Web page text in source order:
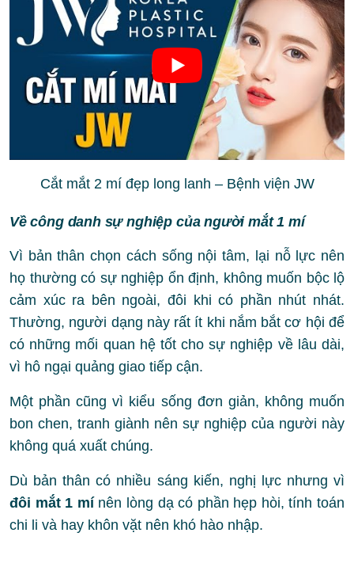
Cắt mắt 2 mí đẹp long lanh – Bệnh viện JW
Về công danh sự nghiệp của người mắt 1 mí
Vì bản thân chọn cách sống nội tâm, lại nỗ lực nên
họ thường có sự nghiệp ổn định, không muốn bộc lộ
cảm xúc ra bên ngoài, đôi khi có phần nhút nhát.
Thường, người dạng này rất ít khi nắm bắt cơ hội để
có những mối quan hệ tốt cho sự nghiệp về lâu dài,
vì hô ngại quảng giao tiếp cận.
Một phần cũng vì kiểu sống đơn giản, không muốn
bon chen, tranh giành nên sự nghiệp của người này
không quá xuất chúng.
Dù bản thân có nhiều sáng kiến, nghị lực nhưng vì
đôi mắt 1 mínên lòng dạ có phần hẹp hòi, tính toán
chi li và hay khôn vặt nên khó hào nhập.